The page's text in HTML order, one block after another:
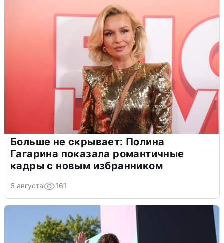
Больше не скрывает: Полина
Гагарина показала романтичные
кадры с новым избранником
6 августа 161